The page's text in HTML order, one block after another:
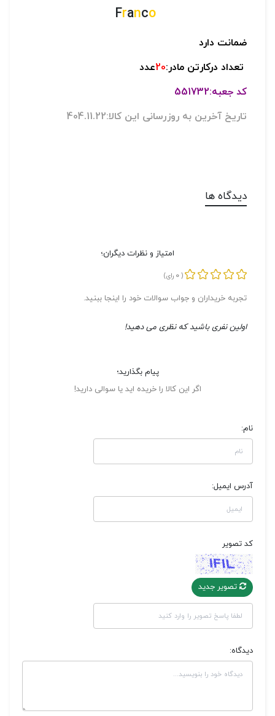
ranco
ضمانت دارد
تعداد درکارتن مادر:20عدد
کد جعبه:551732
تاریخ آخرین به روزرسانی این کالا:404.11.22
دیدگاه ها
امتیاز و نظرات دیگران؛
(
0 رای)
تجربه خریداران و جواب سوالات خود را اینجا ببنید.
اولین نفری باشید که نظری می دهید!
پیام بگذارید؛
اگر این کالا را خریده اید یا سوالی دارید!
نام:
آدرس ایمیل:
کد تصویر
تصویر جدید
دیدگاه: